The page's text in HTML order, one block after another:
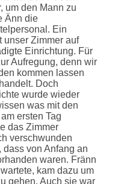
um den Mann zu
Änn die
Ein
unser Zimmer auf
Einrichtung. Für
Aufregung, denn wir
kommen lassen
Doch
wurde wieder
was mit den
ersten Tag
das Zimmer
verschwunden
von Anfang an
waren. Fränn
kam dazu um
gehen. Auch sie war